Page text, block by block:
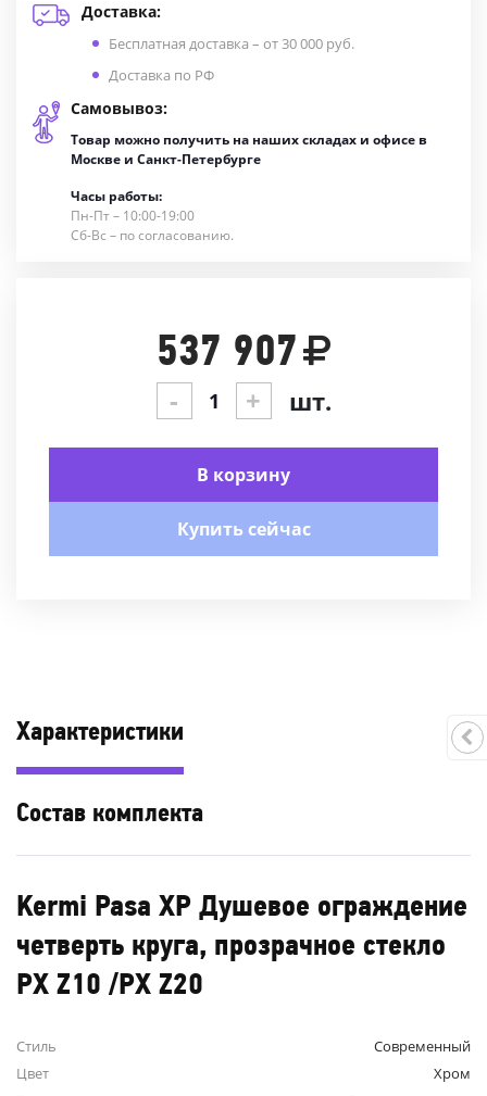
Доставка:
Бесплатная доставка – от 30 000 руб.
Доставка по РФ
Самовывоз:
Товар можно получить на наших складах и офисе в
Москве и Санкт-Петербурге
Часы работы:
Пн-Пт – 10:00-19:00
Сб-Вс – по согласованию.
537 907
- + шт.
В корзину
Купить сейчас
Характеристики
Состав комплекта
Kermi Pasa XP Душевое ограждение
четверть круга, прозрачное стекло
PX Z10 /PX Z20
Стиль
Современный
Цвет
Хром